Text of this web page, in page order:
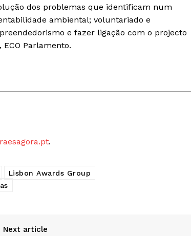
dos problemas que identificam num
ambiental; voluntariado e
e fazer ligação com o projecto
Parlamento.
.
Lisbon Awards Group
Next article